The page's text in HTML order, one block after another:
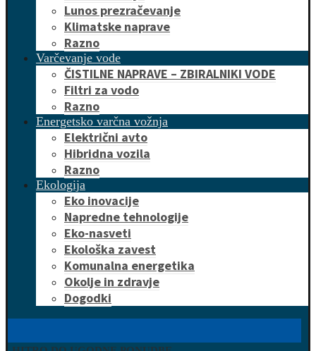
Lunos prezračevanje
Klimatske naprave
Razno
Varčevanje vode
ČISTILNE NAPRAVE – ZBIRALNIKI VODE
Filtri za vodo
Razno
Energetsko varčna vožnja
Električni avto
Hibridna vozila
Razno
Ekologija
Eko inovacije
Napredne tehnologije
Eko-nasveti
Ekološka zavest
Komunalna energetika
Okolje in zdravje
Dogodki